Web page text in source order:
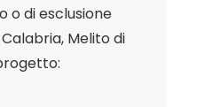
o di esclusione
Melito di